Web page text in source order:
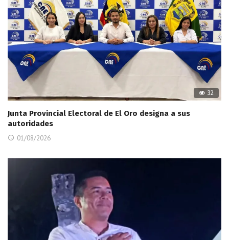
32
Junta Provincial Electoral de El Oro designa a sus
autoridades
01/08/2026